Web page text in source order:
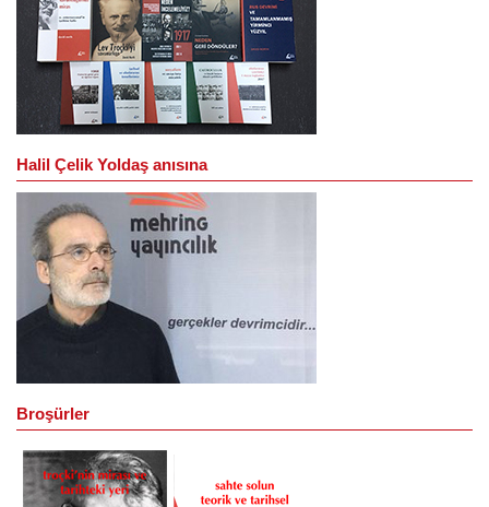
Halil Çelik Yoldaş anısına
Broşürler